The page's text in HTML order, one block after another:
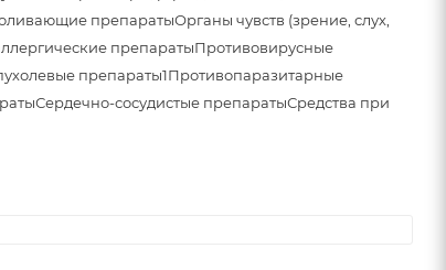
препаратыОрганы чувств (зрение, слух,
препаратыПротивовирусные
препараты1Противопаразитарные
Сердечно-сосудистые препаратыСредства при